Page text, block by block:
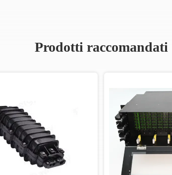
Prodotti raccomandati